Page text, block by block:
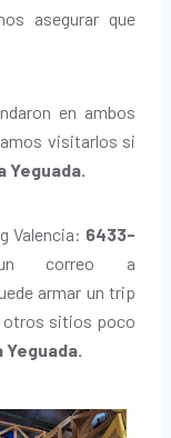
asegurar que
en ambos
visitarlos si
Yeguada.
Valencia: 6433-
correo a
armar un trip
otros sitios poco
Yeguada.